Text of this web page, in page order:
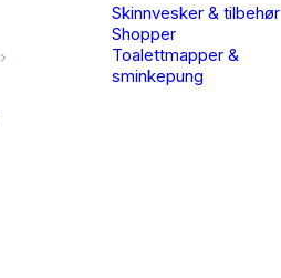
Skinnvesker & tilbehør
Shopper
Toalettmapper &
sminkepung